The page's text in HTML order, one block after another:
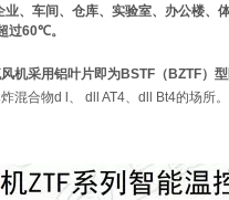
、车间、仓库、实验室、办公楼
过60℃。
机采用铝叶片即为BSTF（BZTF）型
混合物d l、 dll AT4、dll Bt4的场